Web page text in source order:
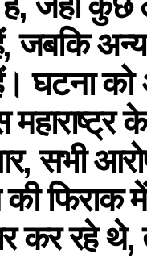
जबकि अन्य
घटना को
सभी
फिराक
कर रहे थे,